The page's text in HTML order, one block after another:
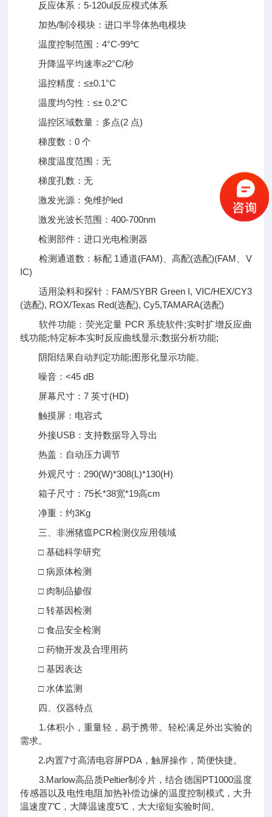
反应体系：5-120ul反应模式体系
加热/制冷模块：进口半导体热电模块
温度控制范围：4°C-99℃
升降温平均速率≥2°C/秒
温控精度：≤±0.1°C
温度均匀性：≤± 0.2°C
温控区域数量：多点(2 点)
梯度数：0 个
梯度温度范围：无
梯度孔数：无
激发光源：免维护led
激发光波长范围：400-700nm
检测部件：进口光电检测器
检测通道数：标配 1通道(FAM)、高配(选配)(FAM、V
IC)
适用染料和探针：FAM/SYBR Green I, VIC/HEX/CY3
(选配), ROX/Texas Red(选配), Cy5,TAMARA(选配)
软件功能：荧光定量 PCR 系统软件;实时扩增反应曲
线功能;特定标本实时反应曲线显示;数据分析功能;
阴阳结果自动判定功能;图形化显示功能。
噪音：<45 dB
屏幕尺寸：7 英寸(HD)
触摸屏：电容式
外接USB：支持数据导入导出
热盖：自动压力调节
外观尺寸：290(W)*308(L)*130(H)
箱子尺寸：75长*38宽*19高cm
净重：约3Kg
三、非洲猪瘟PCR检测仪应用领域
□ 基础科学研究
□ 病原体检测
□ 肉制品掺假
□ 转基因检测
□ 食品安全检测
□ 药物开发及合理用药
□ 基因表达
□ 水体监测
四、仪器特点
1.体积小，重量轻，易于携带。轻松满足外出实验的
需求。
2.内置7寸高清电容屏PDA，触屏操作，简便快捷。
3.Marlow高品质Peltier制冷片，结合德国PT1000温度
传感器以及电性电阻加热补偿边缘的温度控制模式，大升
温速度7℃，大降温速度5℃，大大缩短实验时间。